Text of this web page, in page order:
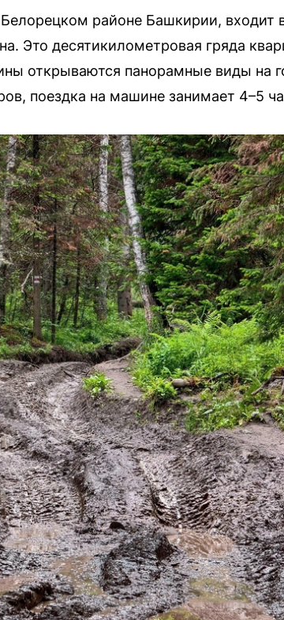
районе Башкирии, входит
Это десятикилометровая гряда
открываются панорамные виды на
поездка на машине занимает 4–5